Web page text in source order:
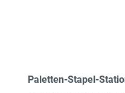
Paletten-Stapel-